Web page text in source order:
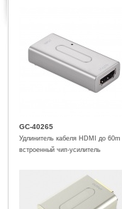
GC-40265
Удлинитель кабеля HDMI до 60m
встроенный чип-усилитель